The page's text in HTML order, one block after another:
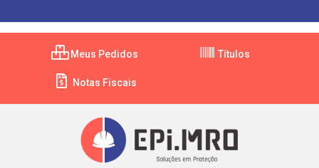
Meus Pedidos Títulos
Notas Fiscais